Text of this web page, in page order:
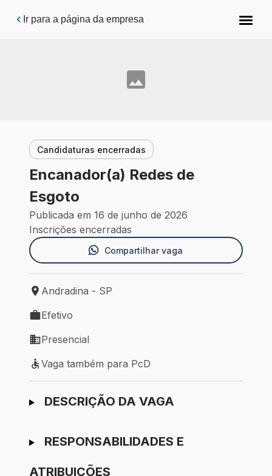
Pular para o conteúdo principal
Ir para a página da empresa
Candidaturas encerradas
Encanador(a) Redes de
Esgoto
Publicada em 16 de junho de 2026
Inscrições encerradas
Compartilhar vaga
Local de trabalho: Andradina - SP
Andradina - SP
Tipo de vaga: Efetivo
Efetivo
Modelo de trabalho: Presencial
Presencial
Vaga também para PcD
Vaga também para PcD
Ir para candidatura
DESCRIÇÃO DA VAGA
RESPONSABILIDADES E
ATRIBUIÇÕES